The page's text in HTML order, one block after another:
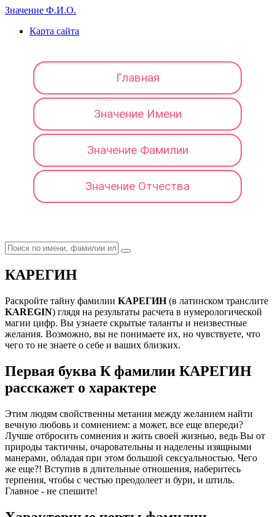
Значение Ф.И.О.
Карта сайта
Главная
Значение Имени
Значение Фамилии
Значение Отчества
КАРЕГИН
Раскройте тайну фамилии КАРЕГИН(в латинском транслите
KAREGIN) глядя на результаты расчета в нумерологической
магии цифр. Вы узнаете скрытые таланты и неизвестные
желания. Возможно, вы не понимаете их, но чувствуете, что
чего то не знаете о себе и ваших близких.
Первая буква К фамилии КАРЕГИН
расскажет о характере
Этим людям свойственны метания между желанием найти
вечную любовь и сомнением: а может, все еще впереди?
Лучше отбросить сомнения и жить своей жизнью, ведь Вы от
природы тактичны, очаровательны и наделены изящными
манерами, обладая при этом большой сексуальностью. Чего
же еще?! Вступив в длительные отношения, наберитесь
терпения, чтобы с честью преодолеет и бури, и штиль.
Главное - не спешите!